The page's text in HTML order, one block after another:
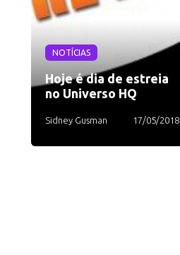
NOTÍCIAS
Hoje é dia de estreia
no Universo HQ
Sidney Gusman 17/05/2018